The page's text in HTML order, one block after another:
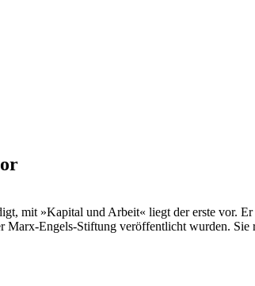
mit »Kapital und Arbeit« liegt der erste vor.
Engels-Stiftung veröffentlicht wurden. Sie